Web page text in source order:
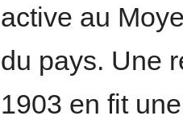
active au
du pays. Une
1903 en fit